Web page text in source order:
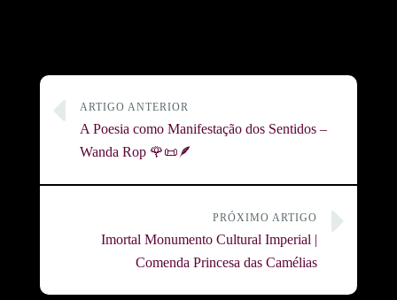
ARTIGO ANTERIOR
A Poesia como Manifestação dos Sentidos –
Wanda Rop 🌹📜🪶
PRÓXIMO ARTIGO
Imortal Monumento Cultural Imperial |
Comenda Princesa das Camélias